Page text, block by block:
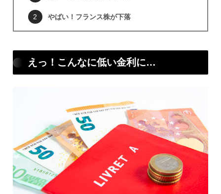
やばい！フランス株が下落
えっ！こんなに低い金利に…